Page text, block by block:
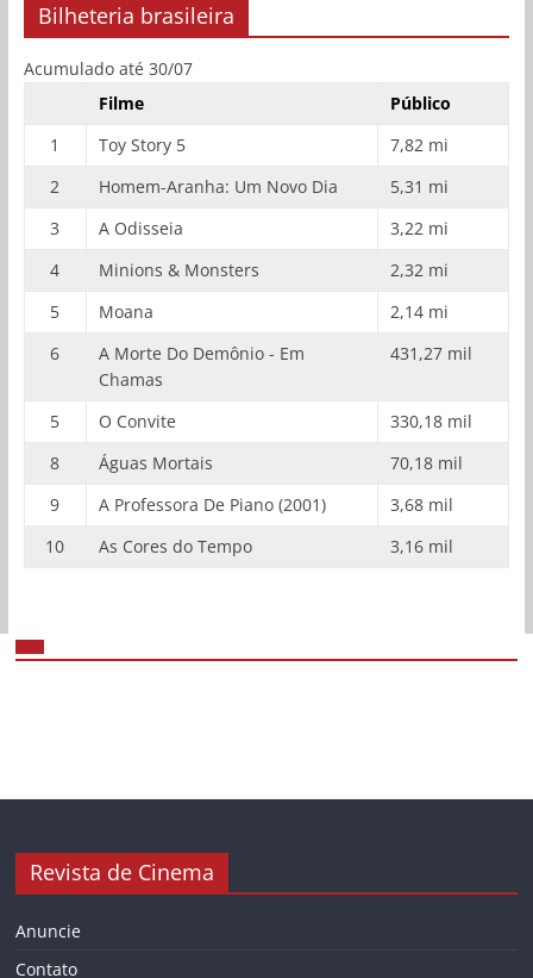
Bilheteria brasileira
Acumulado até 30/07
Filme
Público
1
Toy Story 5
7,82 mi
2
Homem-Aranha: Um Novo Dia
5,31 mi
3
A Odisseia
3,22 mi
4
Minions & Monsters
2,32 mi
5
Moana
2,14 mi
6
A Morte Do Demônio - Em
Chamas
431,27 mil
5 O Convite
330,18 mil
8
Águas Mortais
70,18 mil
9
A Professora De Piano (2001)
3,68 mil
10
As Cores do Tempo 3,16 mil
Revista de Cinema
Anuncie
Contato